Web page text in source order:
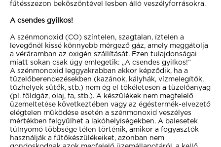
fűtésszezon beköszöntével lesben álló veszélyforrásokra.
A csendes gyilkos!
A szénmonoxid (CO) színtelen, szagtalan, íztelen a
levegőnél kissé könnyebb mérgező gáz, amely meggátolja
a véráramban az oxigén szállítását. Ezen tulajdonságai
miatt sokan csak úgy emlegetik: „A csendes gyilkos!”
A szénmonoxid leggyakrabban akkor képződik, ha a
tüzelőberendezésekben (kazánok, kályhák, vízmelegítők,
tűzhelyek sütők, stb.) nem ég el tökéletesen a tüzelőanyag
(pl. földgáz, olaj, fa, stb.). A készülékek nem megfelelő
üzemeltetése következtében vagy az égéstermék-elvezető
elégtelen működése esetén a szénmonoxid veszélyes
mértékben felgyűlhet a lakóhelyiségekben. A balesetek
túlnyomó többsége télen történik, amikor a fogyasztók
használják a fűtőkészülékeiket, azonban nem